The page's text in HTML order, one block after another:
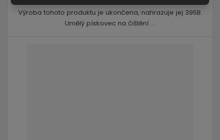
Výroba tohoto produktu je ukončena, nahrazuje jej 395B.
Umělý pískovec na čištění ...